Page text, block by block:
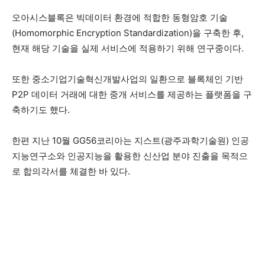
오아시스블록은 빅데이터 환경에 적합한 동형암호 기술
(Homomorphic Encryption Standardization)을 구축한 후,
현재 해당 기술을 실제 서비스에 적용하기 위해 연구중이다.
또한 중소기업기술혁신개발사업의 일환으로 블록체인 기반
P2P 데이터 거래에 대한 중개 서비스를 제공하는 플랫폼을 구
축하기도 했다.
한편 지난 10월 GG56코리아는 지스트(광주과학기술원) 인공
지능연구소와 인공지능을 활용한 신산업 분야 진출을 목적으
로 합의각서를 체결한 바 있다.